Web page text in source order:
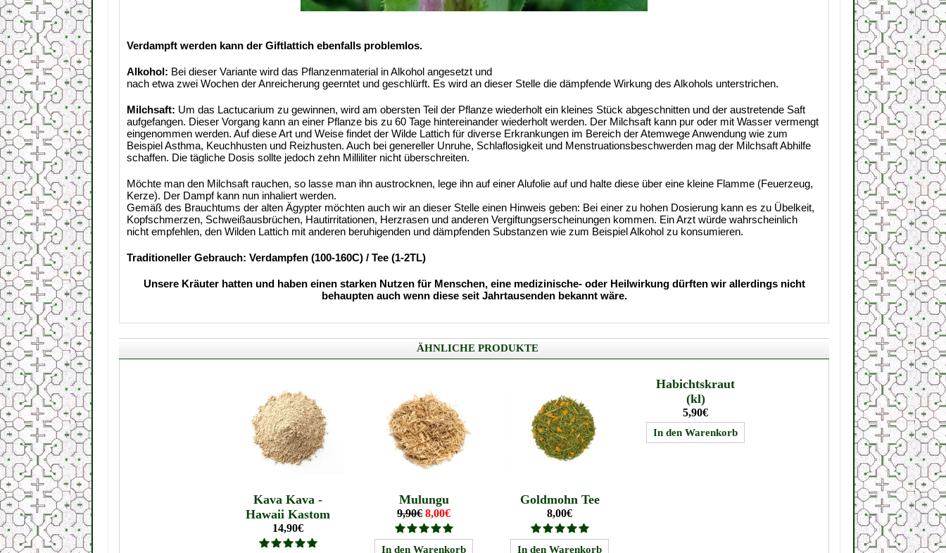
Verdampft werden kann der Giftlattich ebenfalls problemlos.
Alkohol: Bei dieser Variante wird das Pflanzenmaterial in Alkohol angesetzt und
nach etwa zwei Wochen der Anreicherung geerntet und geschlürft. Es wird an dieser Stelle die dämpfende Wirkung des Alkohols unterstrichen.
Milchsaft: Um das Lactucarium zu gewinnen, wird am obersten Teil der Pflanze wiederholt ein kleines Stück abgeschnitten und der austretende Saft
aufgefangen. Dieser Vorgang kann an einer Pflanze bis zu 60 Tage hintereinander wiederholt werden. Der Milchsaft kann pur oder mit Wasser vermengt
eingenommen werden. Auf diese Art und Weise findet der Wilde Lattich für diverse Erkrankungen im Bereich der Atemwege Anwendung wie zum
Beispiel Asthma, Keuchhusten und Reizhusten. Auch bei genereller Unruhe, Schlaflosigkeit und Menstruationsbeschwerden mag der Milchsaft Abhilfe
schaffen. Die tägliche Dosis sollte jedoch zehn Milliliter nicht überschreiten.
Möchte man den Milchsaft rauchen, so lasse man ihn austrocknen, lege ihn auf einer Alufolie auf und halte diese über eine kleine Flamme (Feuerzeug,
Kerze). Der Dampf kann nun inhaliert werden.
Gemäß des Brauchtums der alten Ägypter möchten auch wir an dieser Stelle einen Hinweis geben: Bei einer zu hohen Dosierung kann es zu Übelkeit,
Kopfschmerzen, Schweißausbrüchen, Hautirritationen, Herzrasen und anderen Vergiftungserscheinungen kommen. Ein Arzt würde wahrscheinlich
nicht empfehlen, den Wilden Lattich mit anderen beruhigenden und dämpfenden Substanzen wie zum Beispiel Alkohol zu konsumieren.
Traditioneller Gebrauch: Verdampfen (100-160C) / Tee (1-2TL)
Unsere Kräuter hatten und haben einen starken Nutzen für Menschen, eine medizinische- oder Heilwirkung dürften wir allerdings nicht
behaupten auch wenn diese seit Jahrtausenden bekannt wäre.
ÄHNLICHE PRODUKTE
Kava Kava -
Hawaii Kastom
14,90€
Mulungu
9,90€ 8,00€
Goldmohn Tee
8,00€
Habichtskraut
(kl)
5,90€